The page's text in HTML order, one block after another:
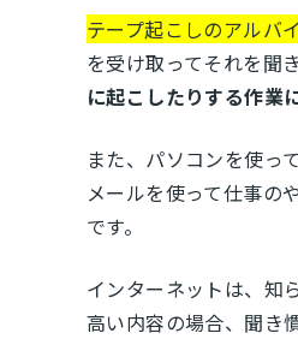
テープ起こしのアルバ
を受け取ってそれを聞
に起こしたりする作業
また、パソコンを使っ
メールを使って仕事の
です。
インターネットは、知
高い内容の場合、聞き